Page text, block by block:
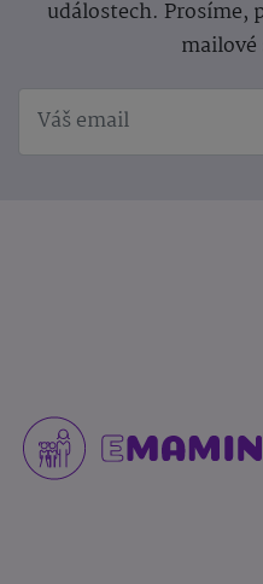
událostech. Prosíme,
mailové